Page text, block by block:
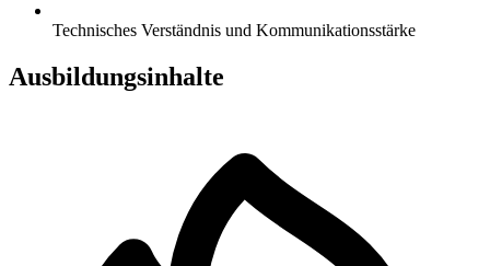
Technisches Verständnis und Kommunikationsstärke
Ausbildungsinhalte